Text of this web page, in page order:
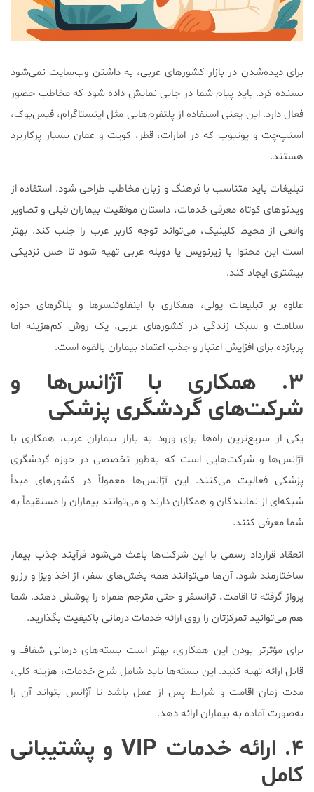
برای دیده‌شدن در بازار کشورهای عربی، به داشتن وب‌سایت نمی‌شود
بسنده کرد. باید پیام شما در جایی نمایش داده شود که مخاطب حضور
فعال دارد. این یعنی استفاده از پلتفرم‌هایی مثل اینستاگرام، فیس‌بوک،
اسنپ‌چت و یوتیوب که در امارات، قطر، کویت و عمان بسیار پرکاربرد
هستند.
تبلیغات باید متناسب با فرهنگ و زبان مخاطب طراحی شود. استفاده از
ویدئوهای کوتاه معرفی خدمات، داستان موفقیت بیماران قبلی و تصاویر
واقعی از محیط کلینیک، می‌تواند توجه کاربر عرب را جلب کند. بهتر
است این محتوا با زیرنویس یا دوبله عربی تهیه شود تا حس نزدیکی
بیشتری ایجاد کند.
علاوه بر تبلیغات پولی، همکاری با اینفلوئنسرها و بلاگرهای حوزه
سلامت و سبک زندگی در کشورهای عربی، یک روش کم‌هزینه اما
پربازده برای افزایش اعتبار و جذب اعتماد بیماران بالقوه است.
۳. همکاری با آژانس‌ها و
شرکت‌های گردشگری پزشکی
یکی از سریع‌ترین راه‌ها برای ورود به بازار بیماران عرب، همکاری با
آژانس‌ها و شرکت‌هایی است که به‌طور تخصصی در حوزه گردشگری
پزشکی فعالیت می‌کنند. این آژانس‌ها معمولاً در کشورهای مبدأ
شبکه‌ای از نمایندگان و همکاران دارند و می‌توانند بیماران را مستقیماً به
شما معرفی کنند.
انعقاد قرارداد رسمی با این شرکت‌ها باعث می‌شود فرآیند جذب بیمار
ساختارمند شود. آن‌ها می‌توانند همه بخش‌های سفر، از اخذ ویزا و رزرو
پرواز گرفته تا اقامت، ترانسفر و حتی مترجم همراه را پوشش دهند. شما
هم می‌توانید تمرکزتان را روی ارائه خدمات درمانی باکیفیت بگذارید.
برای مؤثرتر بودن این همکاری، بهتر است بسته‌های درمانی شفاف و
قابل ارائه تهیه کنید. این بسته‌ها باید شامل شرح خدمات، هزینه کلی،
مدت زمان اقامت و شرایط پس از عمل باشد تا آژانس بتواند آن را
به‌صورت آماده به بیماران ارائه دهد.
۴. ارائه خدمات VIP و پشتیبانی
کامل